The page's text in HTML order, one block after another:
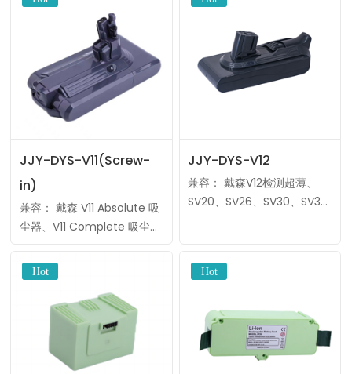
OEM/ODM：标签、包装、
外壳、PCM等。（数……
OEM/ODM：标签、包装、
外壳、PCM等。……
JJY-DYS-V11(Screw-
in)
兼容： 戴森 V11 Absolute 吸
尘器、V11 Complete 吸尘
Absolute Pro 吸尘器、V11
Absolute Pro+ 吸尘器等 ……
JJY-DYS-V12
兼容： 戴森V12检测超薄、
SV20、SV26、SV30、SV34
签、包装、外壳……